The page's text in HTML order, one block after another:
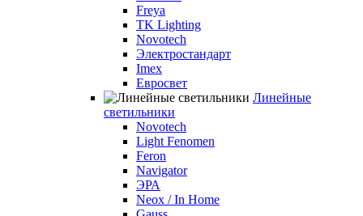
Freya
TK Lighting
Novotech
Электростандарт
Imex
Евросвет
Линейные
светильники
Novotech
Light Fenomen
Feron
Navigator
ЭРА
Neox / In Home